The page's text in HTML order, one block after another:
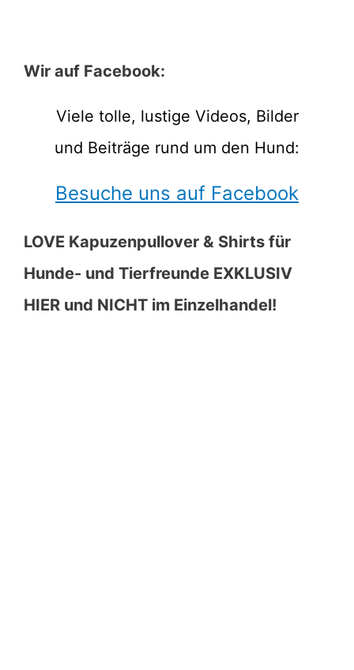
Wir auf Facebook:
Viele tolle, lustige Videos, Bilder
und Beiträge rund um den Hund:
Besuche uns auf Facebook
LOVE Kapuzenpullover & Shirts für
Hunde- und Tierfreunde EXKLUSIV
HIER und NICHT im Einzelhandel!